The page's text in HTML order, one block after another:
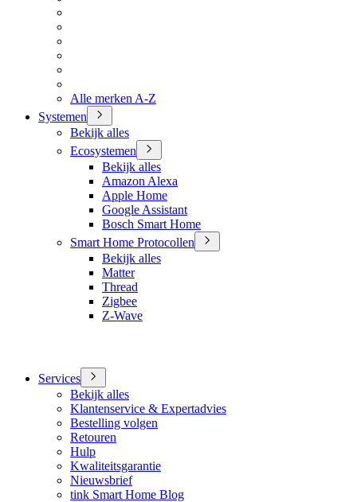
Alle merken A-Z
Systemen
Bekijk alles
Ecosystemen
Bekijk alles
Amazon Alexa
Apple Home
Google Assistant
Bosch Smart Home
Smart Home Protocollen
Bekijk alles
Matter
Thread
Zigbee
Z-Wave
Services
Bekijk alles
Klantenservice & Expertadvies
Bestelling volgen
Retouren
Hulp
Kwaliteitsgarantie
Nieuwsbrief
tink Smart Home Blog